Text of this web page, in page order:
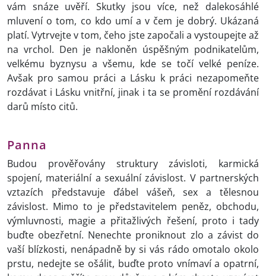
vám snáze uvěří. Skutky jsou více, než dalekosáhlé
mluvení o tom, co kdo umí a v čem je dobrý. Ukázaná
platí. Vytrvejte v tom, čeho jste započali a vystoupejte až
na vrchol. Den je nakloněn úspěšným podnikatelům,
velkému byznysu a všemu, kde se točí velké peníze.
Avšak pro samou práci a Lásku k práci nezapomeňte
rozdávat i Lásku vnitřní, jinak i ta se promění rozdávání
darů místo citů.
Panna
Budou prověřovány struktury závisloti, karmická
spojení, materiální a sexuální závislost. V partnerských
vztazích představuje ďábel vášeň, sex a tělesnou
závislost. Mimo to je představitelem peněz, obchodu,
výmluvnosti, magie a přitažlivých řešení, proto i tady
buďte obezřetní. Nenechte proniknout zlo a závist do
vaší blízkosti, nenápadně by si vás rádo omotalo okolo
prstu, nedejte se ošálit, buďte proto vnímaví a opatrní,